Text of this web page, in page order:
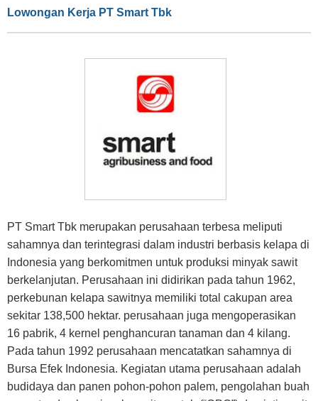
Lowongan Kerja PT Smart Tbk
PT Smart Tbk merupakan perusahaan terbesa meliputi
sahamnya dan terintegrasi dalam industri berbasis kelapa di
Indonesia yang berkomitmen untuk produksi minyak sawit
berkelanjutan. Perusahaan ini didirikan pada tahun 1962,
perkebunan kelapa sawitnya memiliki total cakupan area
sekitar 138,500 hektar. perusahaan juga mengoperasikan
16 pabrik, 4 kernel penghancuran tanaman dan 4 kilang.
Pada tahun 1992 perusahaan mencatatkan sahamnya di
Bursa Efek Indonesia. Kegiatan utama perusahaan adalah
budidaya dan panen pohon-pohon palem, pengolahan buah